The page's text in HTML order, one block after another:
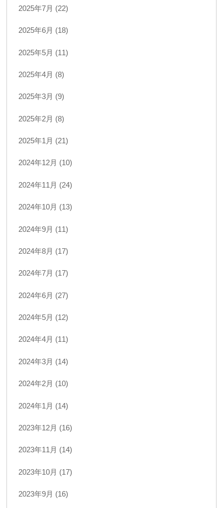
2025年7月 (22)
2025年6月 (18)
2025年5月 (11)
2025年4月 (8)
2025年3月 (9)
2025年2月 (8)
2025年1月 (21)
2024年12月 (10)
2024年11月 (24)
2024年10月 (13)
2024年9月 (11)
2024年8月 (17)
2024年7月 (17)
2024年6月 (27)
2024年5月 (12)
2024年4月 (11)
2024年3月 (14)
2024年2月 (10)
2024年1月 (14)
2023年12月 (16)
2023年11月 (14)
2023年10月 (17)
2023年9月 (16)